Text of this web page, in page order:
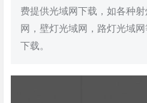
费提供光域网下载，如各种
网，壁灯光域网，路灯光域
下载。